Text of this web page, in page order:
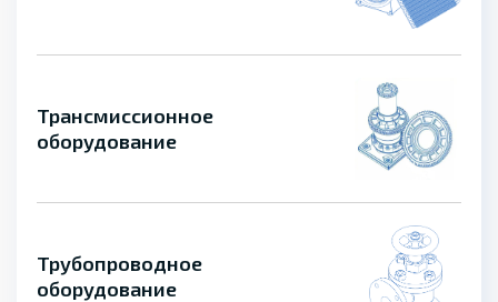
Трансмиссионное
оборудование
Трубопроводное
оборудование